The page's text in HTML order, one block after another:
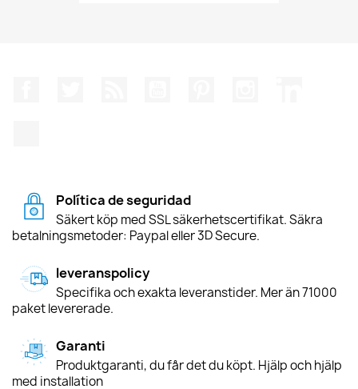
Política de seguridad
Säkert köp med SSL säkerhetscertifikat. Säkra
betalningsmetoder: Paypal eller 3D Secure.
leveranspolicy
Specifika och exakta leveranstider. Mer än 71000
paket levererade.
Garanti
Produktgaranti, du får det du köpt. Hjälp och hjälp
med installation